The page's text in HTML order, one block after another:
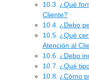
¿Qué
Cliente?
¿Debo
¿Qué
Atención al
¿Debo
¿Qué
¿Cómo